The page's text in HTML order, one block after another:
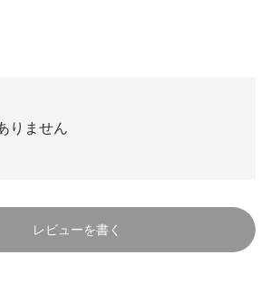
りません
レビューを書く